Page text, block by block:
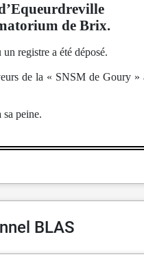
de Brix.
registre a été déposé.
de la « SNSM de Goury »
sa peine.
BLAS